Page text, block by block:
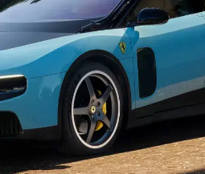
Bursa
Çanakkale
Çankırı
Çorum
Denizli